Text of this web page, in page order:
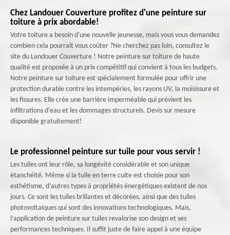
Chez Landouer Couverture profitez d'une peinture sur
toiture à prix abordable!
Votre toiture a besoin d'une nouvelle jeunesse, mais vous vous demandez
combien cela pourrait vous coûter ?Ne cherchez pas loin, consultez le
site du Landouer Couverture ! Notre peinture sur toiture de haute
qualité est proposée à un prix compétitif qui convient à tous les budgets.
Notre peinture sur toiture est spécialement formulée pour offrir une
protection durable contre les intempéries, les rayons UV, la moisissure et
les fissures. Elle crée une barrière imperméable qui prévient les
infiltrations d'eau et les dommages structurels. Devis sur mesure
disponible gratuitement!
Le professionnel peinture sur tuile pour vous servir !
Les tuiles ont leur rôle, sa longévité considérable et son unique
étanchéité. Même si la tuile en terre cuite est choisie pour son
esthétisme, d’autres types à propriétés énergétiques existent de nos
jours. Ce sont les tuiles brillantes et décorées, ainsi que des tuiles
photovoltaïques qui sont des innovations technologiques. Mais,
l’application de peinture sur tuiles revalorise son design et ses
performances techniques. Il suffit juste de faire appel à une équipe